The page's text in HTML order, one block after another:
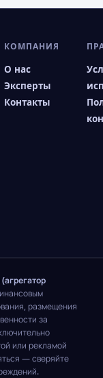
КОМПАНИЯ
О нас
Эксперты
Контакты
размещения
за
или рекламой
— сверяйте